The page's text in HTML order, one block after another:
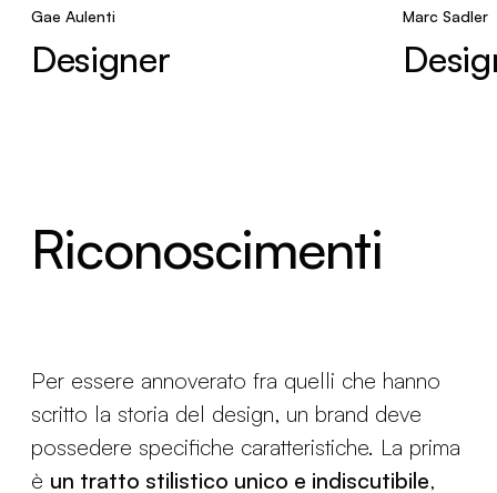
Gae Aulenti
Designer
Marc Sadler
Riconoscimenti
Per essere annoverato fra quelli che hanno
scritto la storia del design, un brand deve
possedere specifiche caratteristiche. La prima
è un tratto stilistico unico e indiscutibile,